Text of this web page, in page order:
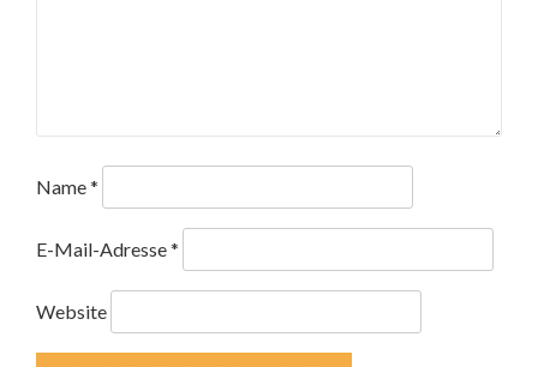
Name*
E-Mail-Adresse*
Website